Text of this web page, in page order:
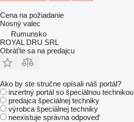
Cena na požiadanie
Nosný valec
Rumunsko
ROYAL DRU SRL
Obráťte sa na predajcu
Ako by ste stručne opísali náš portál?
inzertný portál so špeciálnou technikou
predajca špeciálnej techniky
výrobca špeciálnej techniky
neexistuje správna odpoveď